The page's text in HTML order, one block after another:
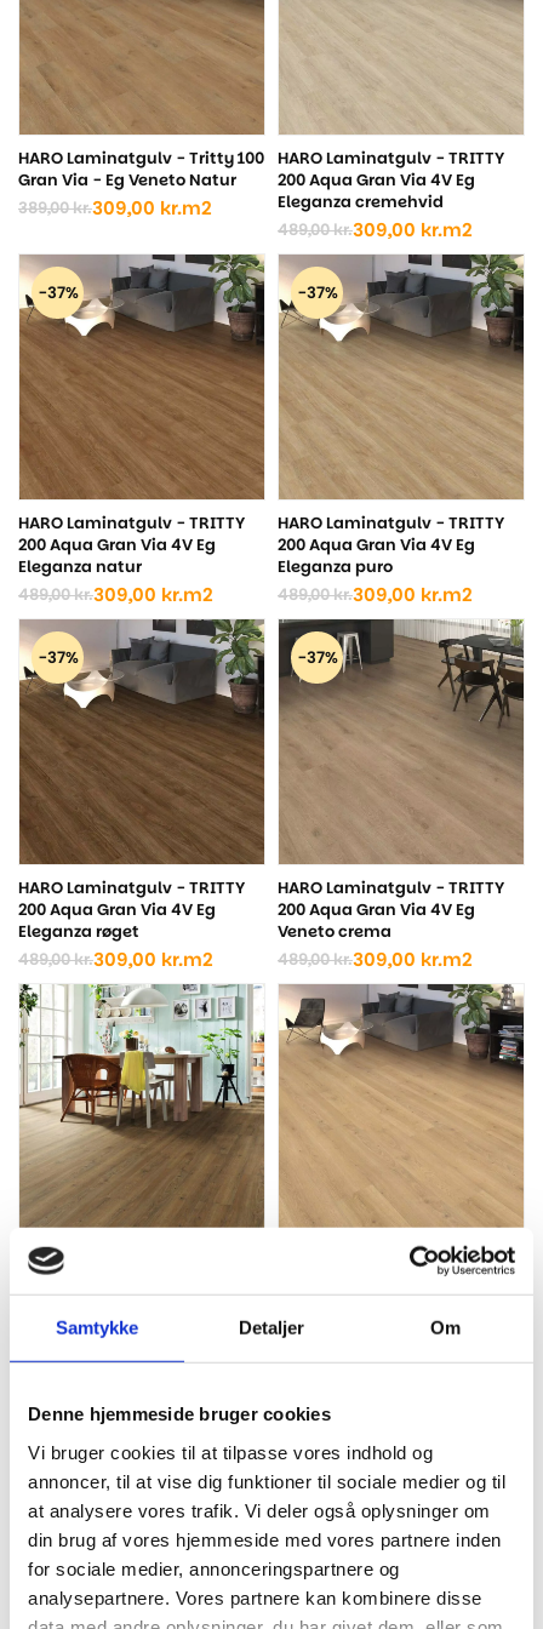
Samtykke Detaljer Om
Denne hjemmeside bruger cookies
Vi bruger cookies til at tilpasse vores indhold og
annoncer, til at vise dig funktioner til sociale medier og til
at analysere vores trafik. Vi deler også oplysninger om
din brug af vores hjemmeside med vores partnere inden
for sociale medier, annonceringspartnere og
analysepartnere. Vores partnere kan kombinere disse
HARO Laminatgulv - Tritty 100
Gran Via - Eg Veneto Natur
389,00kr.
Den
pris
var:
389,00 kr..
309,00 kr.
Den
pris
er:
309,00 kr..
m2
HARO Laminatgulv - TRITTY
200 Aqua Gran Via 4V Eg
Eleganza cremehvid
489,00kr.
Den
oprindelige
pris
var:
489,00 kr..
309,00 kr.
Den
aktuelle
pris
er:
309,00 kr..
m2
-37%
HARO Laminatgulv - TRITTY
200 Aqua Gran Via 4V Eg
Eleganza natur
489,00kr.
Den
oprindelige
pris
var:
489,00 kr..
309,00 kr.
Den
aktuelle
pris
er:
309,00 kr..
m2
-37%
HARO Laminatgulv - TRITTY
200 Aqua Gran Via 4V Eg
Eleganza puro
489,00kr.
Den
oprindelige
pris
var:
489,00 kr..
309,00 kr.
Den
aktuelle
pris
er:
309,00 kr..
m2
-37%
HARO Laminatgulv - TRITTY
200 Aqua Gran Via 4V Eg
Eleganza røget
489,00kr.
Den
oprindelige
pris
var:
489,00 kr..
309,00 kr.
Den
aktuelle
pris
er:
309,00 kr..
m2
-37%
HARO Laminatgulv - TRITTY
200 Aqua Gran Via 4V Eg
Veneto crema
489,00kr.
Den
oprindelige
pris
var:
489,00 kr..
309,00 kr.
Den
aktuelle
pris
er:
309,00 kr..
m2
HARO Laminatgulv XL - Gran
Via - Eg Flavia natur -
Kampagnepris
249,00kr.m2
HARO Laminatgulv XL - Gran
Via - Eg Flavia puro -
Kampagnepris
249,00
HARO Laminatgulv XL - Gran HARO Laminatgulv XL - Gran